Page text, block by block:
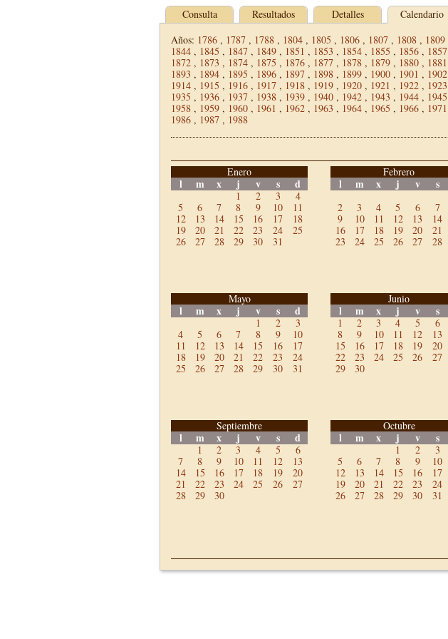
Consulta Resultados Detalles
Calendario
Años: 1786 , 1787 , 1788 , 1804 , 1805 , 1806 , 1807 , 1808 , 1809
1844 , 1845 , 1847 , 1849 , 1851 , 1853 , 1854 , 1855 , 1856 , 1857
1872 , 1873 , 1874 , 1875 , 1876 , 1877 , 1878 , 1879 , 1880 , 1881
1893 , 1894 , 1895 , 1896 , 1897 , 1898 , 1899 , 1900 , 1901 , 1902
1914 , 1915 , 1916 , 1917 , 1918 , 1919 , 1920 , 1921 , 1922 , 1923
1935 , 1936 , 1937 , 1938 , 1939 , 1940 , 1942 , 1943 , 1944 , 1945
1958 , 1959 , 1960 , 1961 , 1962 , 1963 , 1964 , 1965 , 1966 , 1971
1986 , 1987 , 1988
Enero
l m x j v s d
1 2 3
4
5
6 7 8 9 10
11
12
13 14 15 16 17
18
19
20 21 22 23 24
25
26
27 28 29 30 31
Febrero
l m x j v s
2
3 4 5 6 7
9
10 11 12 13 14
16
17 18 19 20 21
23
24 25 26 27 28
Mayo
l m x j v s d
1 2
3
4
5 6 7 8 9
10
11
12 13 14 15 16
17
18
19 20 21 22 23
24
25
26 27 28 29 30 31
Junio
l m x j v s
1 2 3 4 5 6
8
9 10 11 12 13
15
16 17 18 19 20
22
23 24 25 26 27
29
30
Septiembre
l m x j v s d
1 2 3 4 5
6
7
8 9 10 11 12
13
14
15 16 17 18 19
20
21
22 23 24 25 26
27
28
29 30
Octubre
l m x j v s
1 2 3
5
6 7 8 9 10
12
13 14 15 16 17
19
20 21 22 23 24
26
27 28 29 30 31